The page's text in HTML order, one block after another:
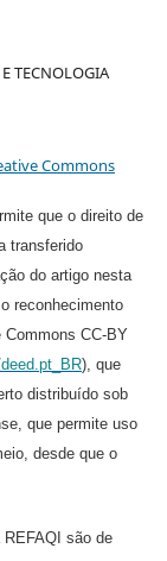
TECNOLOGIA
Commons
que o direito de
transferido
do artigo nesta
reconhecimento
CC-BY
), que
distribuído sob
que permite uso
desde que o
são de